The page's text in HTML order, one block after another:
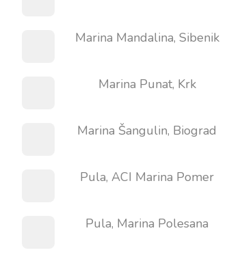
Marina Mandalina, Sibenik
Marina Punat, Krk
Marina Šangulin, Biograd
Pula, ACI Marina Pomer
Pula, Marina Polesana